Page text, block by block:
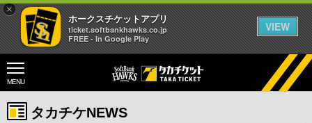
×
ホークスチケットアプリ
ticket.softbankhawks.co.jp
FREE - In Google Play
VIEW
MENU
タカチケNEWS